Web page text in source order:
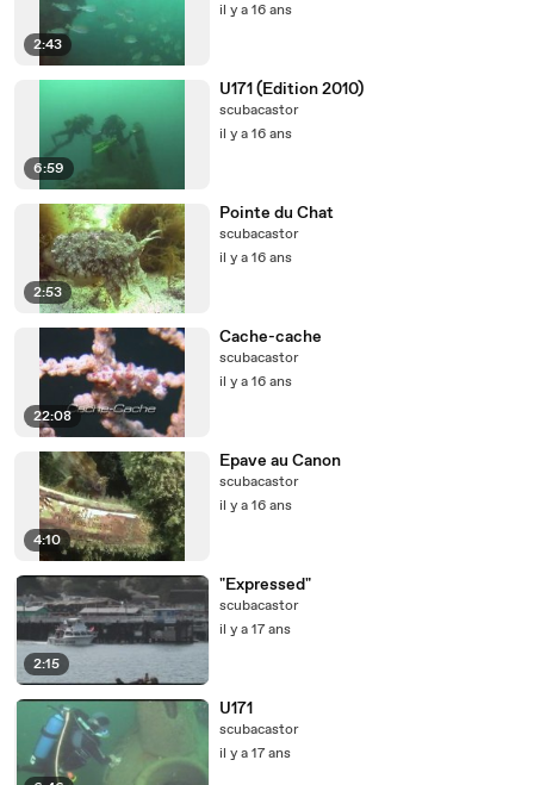
2:43
il y a 16 ans
6:59
U171 (Edition 2010)
scubacastor
il y a 16 ans
2:53
Pointe du Chat
scubacastor
il y a 16 ans
22:08
Cache-cache
scubacastor
il y a 16 ans
4:10
Epave au Canon
scubacastor
il y a 16 ans
2:15
"Expressed"
scubacastor
il y a 17 ans
U171
scubacastor
il y a 17 ans